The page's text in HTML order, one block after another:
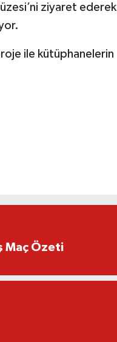
ziyaret ederek
ile kütüphanelerin
Maç Özeti